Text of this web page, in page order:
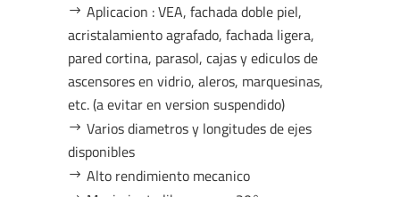
Aplicacion : VEA, fachada doble piel,
acristalamiento agrafado, fachada ligera,
pared cortina, parasol, cajas y ediculos de
ascensores en vidrio, aleros, marquesinas,
etc. (a evitar en version suspendido)
Varios diametros y longitudes de ejes
disponibles
Alto rendimiento mecanico